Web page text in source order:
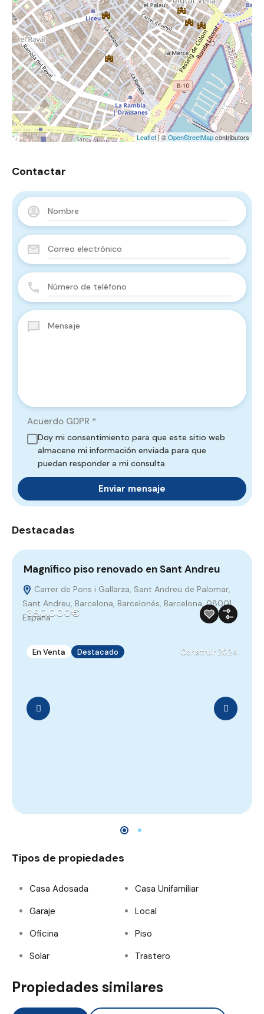
Leaflet| ©OpenStreetMapcontributors
Contactar
Acuerdo GDPR *
Doy mi consentimiento para que este sitio web
almacene mi información enviada para que
puedan responder a mi consulta.
Destacadas
Magnífico piso renovado en Sant Andreu
Carrer de Pons i Gallarza, Sant Andreu de Palomar,
Sant Andreu, Barcelona, Barcelonés, Barcelona, 08001,
España
En Venta Destacado Construir 2024
390.000€
Tipos de propiedades
Casa Adosada
Casa Unifamiliar
Garaje
Local
Oficina
Piso
Solar
Trastero
Propiedades similares